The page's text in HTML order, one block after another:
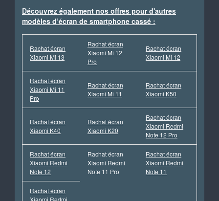
Découvrez également nos offres pour d'autres
modèles d’écran de smartphone cassé :
Rachat écran
Xiaomi Mi 13
Rachat écran
Xiaomi Mi 12
Pro
Rachat écran
Xiaomi Mi 12
Rachat écran
Xiaomi Mi 11
Pro
Rachat écran
Xiaomi Mi 11
Rachat écran
Xiaomi K50
Rachat écran
Xiaomi K40
Rachat écran
Xiaomi K20
Rachat écran
Xiaomi Redmi
Note 12 Pro
Rachat écran
Xiaomi Redmi
Note 12
Rachat écran
Xiaomi Redmi
Note 11 Pro
Rachat écran
Xiaomi Redmi
Note 11
Rachat écran
Xiaomi Redmi